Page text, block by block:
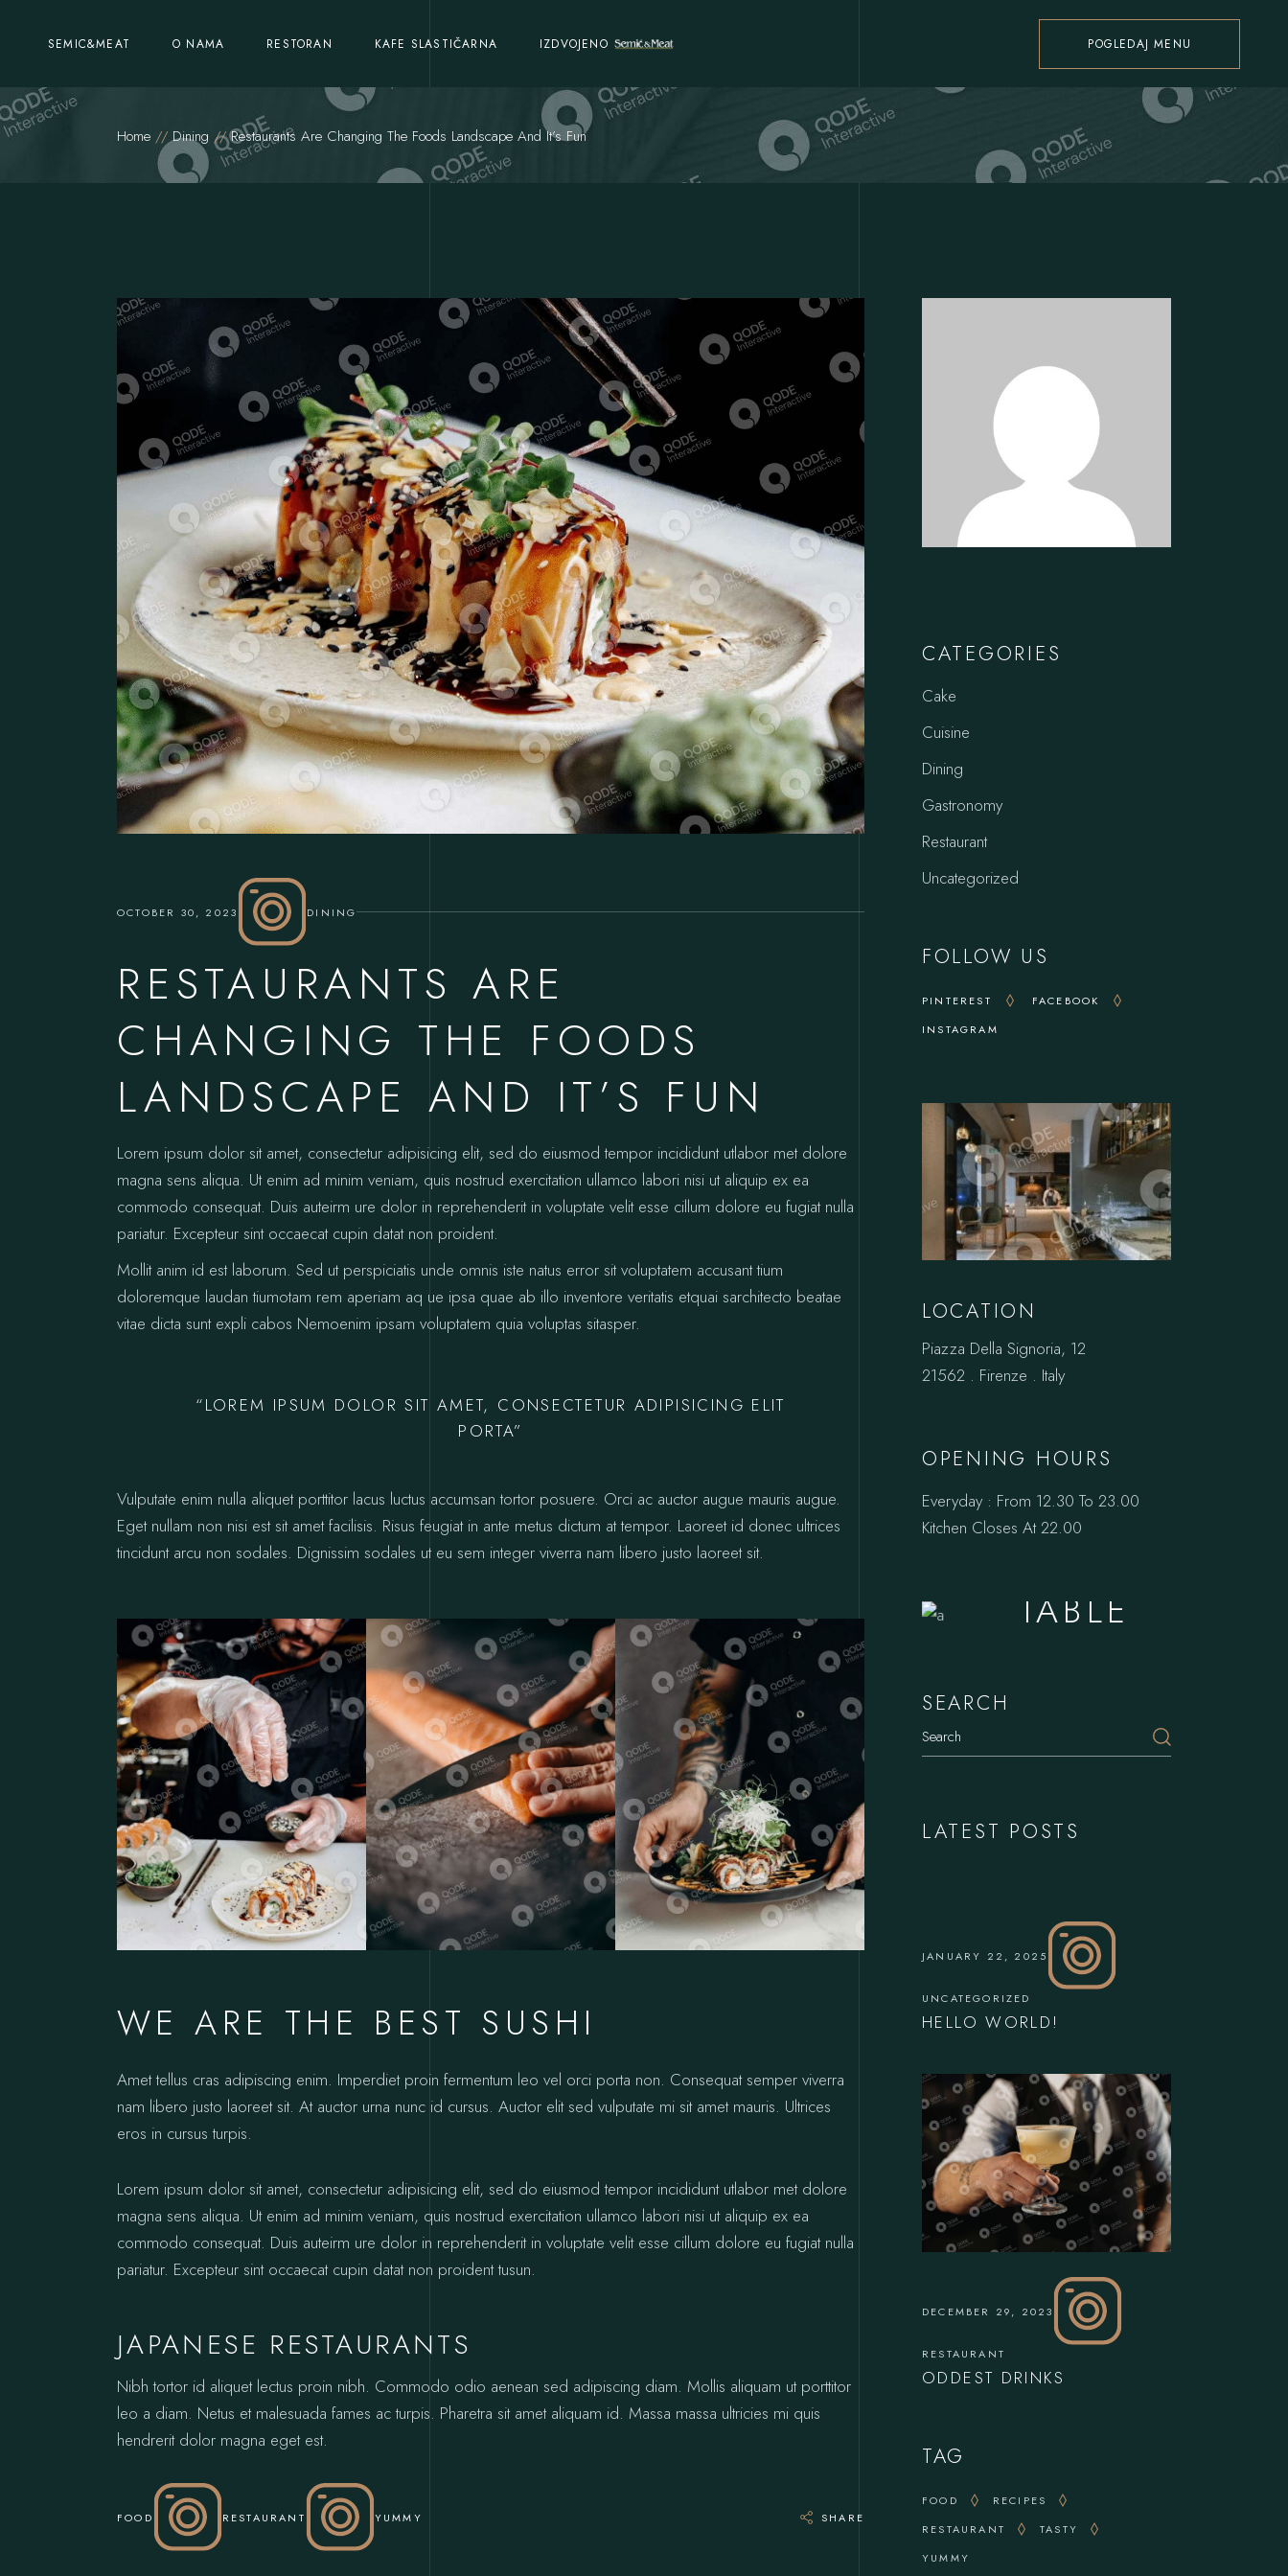
SEMIC&MEAT O NAMA RESTORAN KAFE SLASTIČARNA IZDVOJENO POGLEDAJ MENU
Home Dining Restaurants Are Changing The Foods Landscape And It’s Fun
OCTOBER 30, 2023 DINING
RESTAURANTS ARE
CHANGING THE FOODS
LANDSCAPE AND IT’S FUN
Lorem ipsum dolor sit amet, consectetur adipisicing elit, sed do eiusmod tempor incididunt utlabor met dolore
magna sens aliqua. Ut enim ad minim veniam, quis nostrud exercitation ullamco labori nisi ut aliquip ex ea
commodo consequat. Duis auteirm ure dolor in reprehenderit in voluptate velit esse cillum dolore eu fugiat nulla
pariatur. Excepteur sint occaecat cupin datat non proident.
Mollit anim id est laborum. Sed ut perspiciatis unde omnis iste natus error sit voluptatem accusant tium
doloremque laudan tiumotam rem aperiam aq ue ipsa quae ab illo inventore veritatis etquai sarchitecto beatae
vitae dicta sunt expli cabos Nemoenim ipsam voluptatem quia voluptas sitasper.
“LOREM IPSUM DOLOR SIT AMET, CONSECTETUR ADIPISICING ELIT
PORTA”
Vulputate enim nulla aliquet porttitor lacus luctus accumsan tortor posuere. Orci ac auctor augue mauris augue.
Eget nullam non nisi est sit amet facilisis. Risus feugiat in ante metus dictum at tempor. Laoreet id donec ultrices
tincidunt arcu non sodales. Dignissim sodales ut eu sem integer viverra nam libero justo laoreet sit.
WE ARE THE BEST SUSHI
Amet tellus cras adipiscing enim. Imperdiet proin fermentum leo vel orci porta non. Consequat semper viverra
nam libero justo laoreet sit. At auctor urna nunc id cursus. Auctor elit sed vulputate mi sit amet mauris. Ultrices
eros in cursus turpis.
Lorem ipsum dolor sit amet, consectetur adipisicing elit, sed do eiusmod tempor incididunt utlabor met dolore
magna sens aliqua. Ut enim ad minim veniam, quis nostrud exercitation ullamco labori nisi ut aliquip ex ea
commodo consequat. Duis auteirm ure dolor in reprehenderit in voluptate velit esse cillum dolore eu fugiat nulla
pariatur. Excepteur sint occaecat cupin datat non proident tusun.
JAPANESE RESTAURANTS
Nibh tortor id aliquet lectus proin nibh. Commodo odio aenean sed adipiscing diam. Mollis aliquam ut porttitor
leo a diam. Netus et malesuada fames ac turpis. Pharetra sit amet aliquam id. Massa massa ultricies mi quis
hendrerit dolor magna eget est.
FOOD RESTAURANT YUMMY SHARE
CATEGORIES
Cake
Cuisine
Dining
Gastronomy
Restaurant
Uncategorized
FOLLOW US
PINTEREST
FACEBOOK
INSTAGRAM
LOCATION
Piazza Della Signoria, 12
21562 . Firenze . Italy
OPENING HOURS
Everyday : From 12.30 To 23.00
Kitchen Closes At 22.00
TABLE
SEARCH
LATEST POSTS
JANUARY 22, 2025
UNCATEGORIZED
HELLO WORLD!
DECEMBER 29, 2023
RESTAURANT
ODDEST DRINKS
TAG
FOOD
RECIPES
RESTAURANT
TASTY
YUMMY